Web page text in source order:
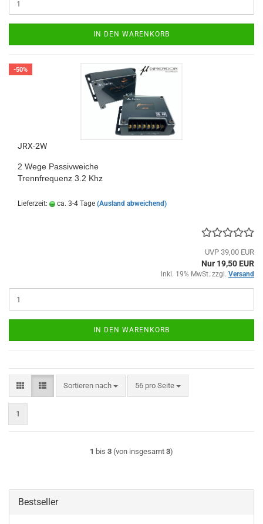
IN DEN WARENKORB
-50%
JRX-2W
2 Wege Passivweiche
​Trennfrequenz 3.2 Khz
Lieferzeit: ca. 3-4 Tage (Ausland abweichend)
UVP 39,00 EUR
Nur 19,50 EUR
inkl. 19% MwSt. zzgl. Versand
IN DEN WARENKORB
Sortieren nach
Sortieren nach 56 pro Seite
pro Seite
1
1 bis 3 (von insgesamt 3)
Bestseller